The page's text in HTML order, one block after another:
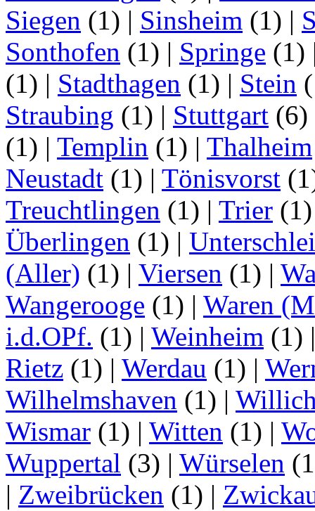
Siegen (1) | Sinsheim (1) |
Sonthofen (1) | Springe (1)
(1) | Stadthagen (1) | Stein
Straubing (1) | Stuttgart (6)
(1) | Templin (1) | Thalheim
Neustadt (1) | Tönisvorst
Treuchtlingen (1) | Trier
Überlingen (1) |
(Aller) (1) | Viersen (1) |
Wangerooge (1) | Waren
i.d.OPf. (1) | Weinheim (1)
Rietz (1) | Werdau (1) |
Wilhelmshaven (1) |
Wismar (1) | Witten (1) |
Wuppertal (3) | Würselen
| Zweibrücken (1) |